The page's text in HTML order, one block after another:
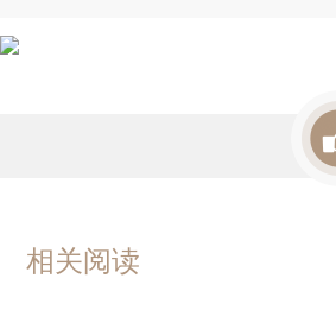
相关阅读